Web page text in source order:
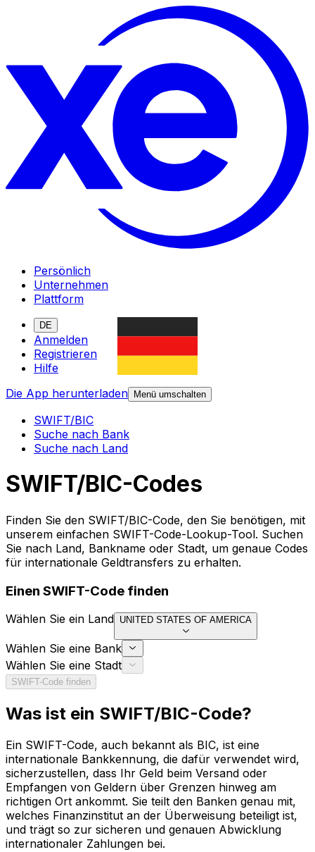
Persönlich
Unternehmen
Plattform
DE
Anmelden
Registrieren
Hilfe
Die App herunterladen
Menü umschalten
SWIFT/BIC
Suche nach Bank
Suche nach Land
SWIFT/BIC-Codes
Finden Sie den SWIFT/BIC-Code, den Sie benötigen, mit
unserem einfachen SWIFT-Code-Lookup-Tool. Suchen
Sie nach Land, Bankname oder Stadt, um genaue Codes
für internationale Geldtransfers zu erhalten.
Einen SWIFT-Code finden
Wählen Sie ein Land UNITED STATES OF AMERICA
Wählen Sie eine Bank
Wählen Sie eine Stadt
SWIFT-Code finden
Was ist ein SWIFT/BIC-Code?
Ein SWIFT-Code, auch bekannt als BIC, ist eine
internationale Bankkennung, die dafür verwendet wird,
sicherzustellen, dass Ihr Geld beim Versand oder
Empfangen von Geldern über Grenzen hinweg am
richtigen Ort ankommt. Sie teilt den Banken genau mit,
welches Finanzinstitut an der Überweisung beteiligt ist,
und trägt so zur sicheren und genauen Abwicklung
internationaler Zahlungen bei.